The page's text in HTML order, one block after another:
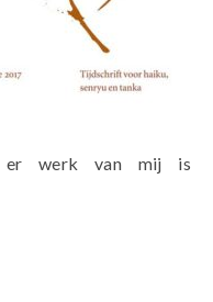
er werk van mij is